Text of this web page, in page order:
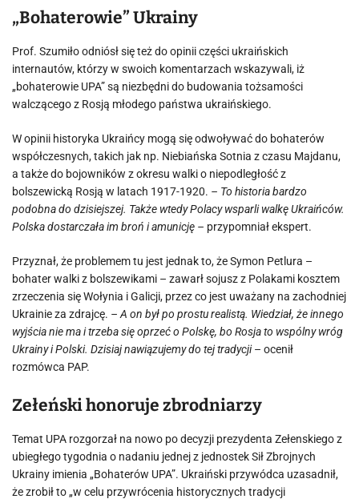
„Bohaterowie” Ukrainy
Prof. Szumiło odniósł się też do opinii części ukraińskich
internautów, którzy w swoich komentarzach wskazywali, iż
„bohaterowie UPA” są niezbędni do budowania tożsamości
walczącego z Rosją młodego państwa ukraińskiego.
W opinii historyka Ukraińcy mogą się odwoływać do bohaterów
współczesnych, takich jak np. Niebiańska Sotnia z czasu Majdanu,
a także do bojowników z okresu walki o niepodległość z
bolszewicką Rosją w latach 1917-1920. – To historia bardzo
podobna do dzisiejszej. Także wtedy Polacy wsparli walkę Ukraińców.
Polska dostarczała im broń i amunicję – przypomniał ekspert.
Przyznał, że problemem tu jest jednak to, że Symon Petlura –
bohater walki z bolszewikami – zawarł sojusz z Polakami kosztem
zrzeczenia się Wołynia i Galicji, przez co jest uważany na zachodniej
Ukrainie za zdrajcę. – A on był po prostu realistą. Wiedział, że innego
wyjścia nie ma i trzeba się oprzeć o Polskę, bo Rosja to wspólny wróg
Ukrainy i Polski. Dzisiaj nawiązujemy do tej tradycji– ocenił
rozmówca PAP.
Zełeński honoruje zbrodniarzy
Temat UPA rozgorzał na nowo po decyzji prezydenta Zełenskiego z
ubiegłego tygodnia o nadaniu jednej z jednostek Sił Zbrojnych
Ukrainy imienia „Bohaterów UPA”. Ukraiński przywódca uzasadnił,
że zrobił to „w celu przywrócenia historycznych tradycji